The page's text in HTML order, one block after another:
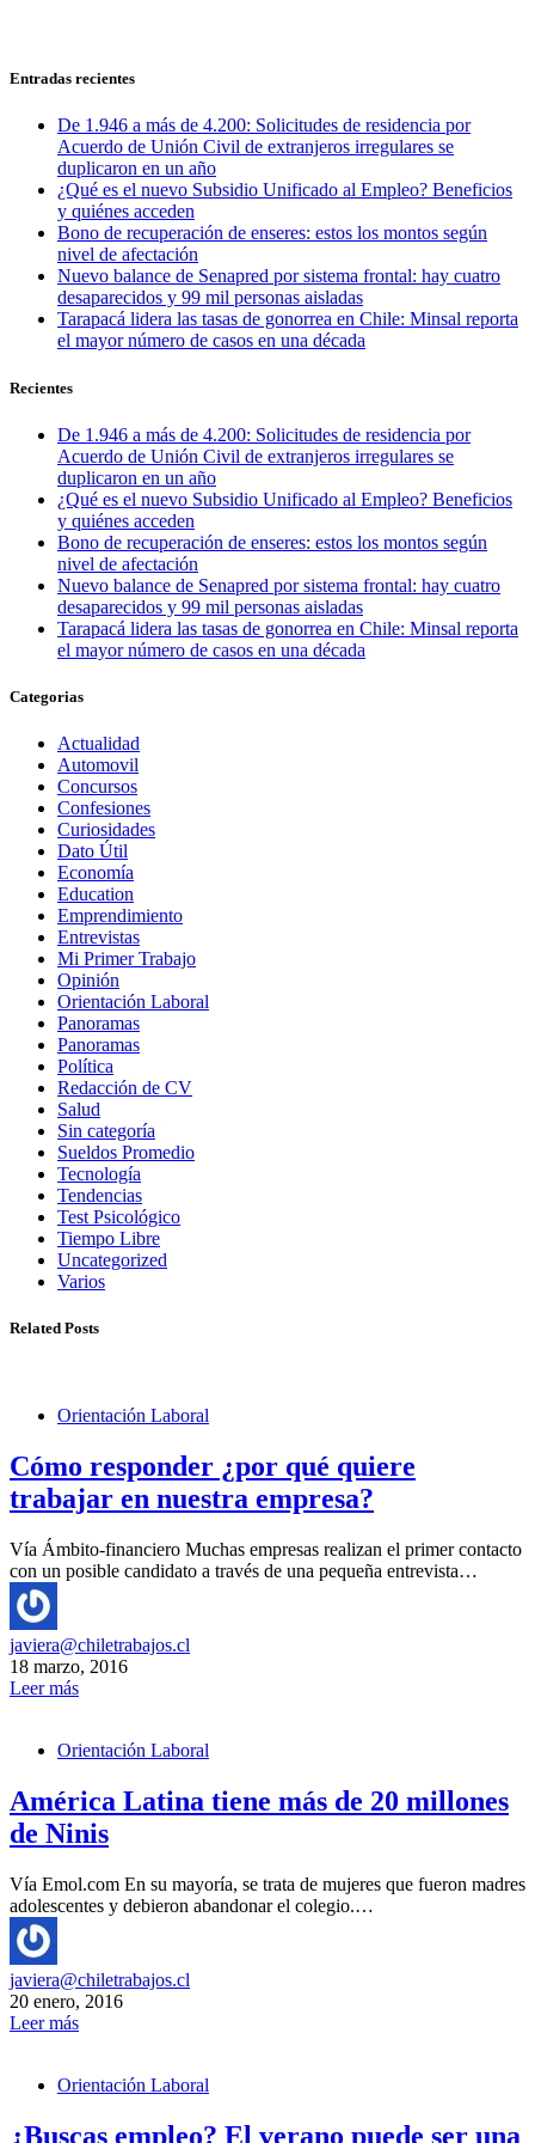
Entradas recientes
De 1.946 a más de 4.200: Solicitudes de residencia por
Acuerdo de Unión Civil de extranjeros irregulares se
duplicaron en un año
¿Qué es el nuevo Subsidio Unificado al Empleo? Beneficios
y quiénes acceden
Bono de recuperación de enseres: estos los montos según
nivel de afectación
Nuevo balance de Senapred por sistema frontal: hay cuatro
desaparecidos y 99 mil personas aisladas
Tarapacá lidera las tasas de gonorrea en Chile: Minsal reporta
el mayor número de casos en una década
Recientes
De 1.946 a más de 4.200: Solicitudes de residencia por
Acuerdo de Unión Civil de extranjeros irregulares se
duplicaron en un año
¿Qué es el nuevo Subsidio Unificado al Empleo? Beneficios
y quiénes acceden
Bono de recuperación de enseres: estos los montos según
nivel de afectación
Nuevo balance de Senapred por sistema frontal: hay cuatro
desaparecidos y 99 mil personas aisladas
Tarapacá lidera las tasas de gonorrea en Chile: Minsal reporta
el mayor número de casos en una década
Categorias
Actualidad
Automovil
Concursos
Confesiones
Curiosidades
Dato Útil
Economía
Education
Emprendimiento
Entrevistas
Mi Primer Trabajo
Opinión
Orientación Laboral
Panoramas
Panoramas
Política
Redacción de CV
Salud
Sin categoría
Sueldos Promedio
Tecnología
Tendencias
Test Psicológico
Tiempo Libre
Uncategorized
Varios
Related Posts
Orientación Laboral
Cómo responder ¿por qué quiere
trabajar en nuestra empresa?
Vía Ámbito-financiero Muchas empresas realizan el primer contacto
con un posible candidato a través de una pequeña entrevista…
javiera@chiletrabajos.cl
18 marzo, 2016
Leer más
Orientación Laboral
América Latina tiene más de 20 millones
de Ninis
Vía Emol.com En su mayoría, se trata de mujeres que fueron madres
adolescentes y debieron abandonar el colegio.…
javiera@chiletrabajos.cl
20 enero, 2016
Leer más
Orientación Laboral
¿Buscas empleo? El verano puede ser una